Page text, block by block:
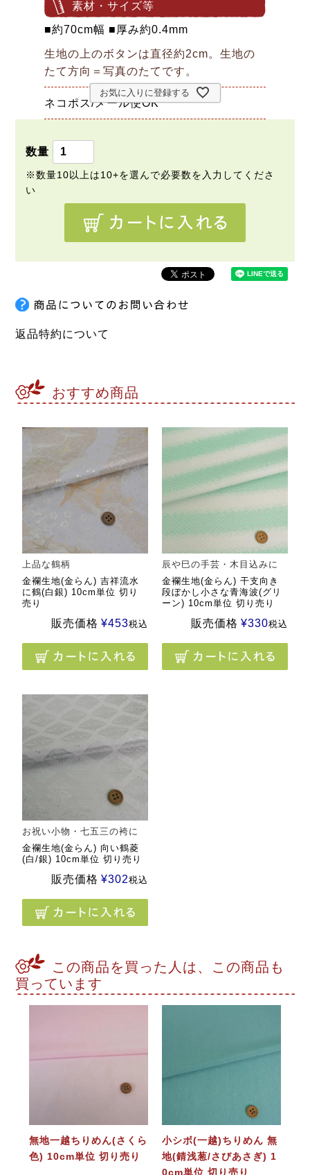
素材・サイズ等
■約70cm幅 ■厚み約0.4mm
生地の上のボタンは直径約2cm。生地の
たて方向＝写真のたてです。
ネコポス/メール便OK
お気に入りに登録する
返品特約について
おすすめ商品
上品な鶴柄
金襴生地(金らん) 吉祥流水
に鶴(白銀) 10cm単位 切り
売り
販売価格 ¥453税込
辰や巳の手芸・木目込みに
金襴生地(金らん) 干支向き
段ぼかし小さな青海波(グリ
ーン) 10cm単位 切り売り
販売価格 ¥330税込
お祝い小物・七五三の袴に
金襴生地(金らん) 向い鶴菱
(白/銀) 10cm単位 切り売り
販売価格 ¥302税込
この商品を買った人は、この商品も
買っています
無地一越ちりめん(さくら
色) 10cm単位 切り売り
小シボ(一越)ちりめん 無
地(錆浅葱/さびあさぎ) 1
0cm単位 切り売り